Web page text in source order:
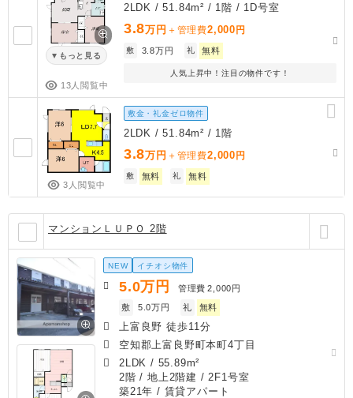
もっと見る
13人閲覧中
2LDK / 51.84m² / 1階 / 1D号室
3.8万円 ＋管理費2,000 円
敷 3.8万円 礼 無料
人気上昇中！注目の物件です！
3人閲覧中
敷金・礼金ゼロ物件
2LDK / 51.84m² / 1階
3.8万円 ＋管理費2,000 円
敷 無料 礼 無料
マンションＬＵＰＯ 2階
NEW イチオシ物件
5.0万円 管理費 2,000円
敷
5.0万円 礼 無料
上富良野 徒歩11分
空知郡上富良野町本町4丁目
2LDK / 55.89m²
2階 / 地上2階建 / 2F1号室
築21年 / 賃貸アパート